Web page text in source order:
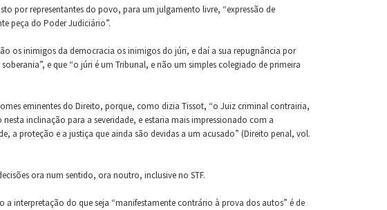
por representantes do povo, para um julgamento livre, “expressão de
peça do Poder Judiciário”.
os inimigos da democracia os inimigos do júri, e daí a sua repugnância por
e que “o júri é um Tribunal, e não um simples colegiado de primeira
eminentes do Direito, porque, como dizia Tissot, “o Juiz criminal contrairia,
inclinação para a severidade, e estaria mais impressionado com a
a proteção e a justiça que ainda são devidas a um acusado” (Direito penal, vol.
ora num sentido, ora noutro, inclusive no STF.
interpretação do que seja “manifestamente contrário à prova dos autos” é de